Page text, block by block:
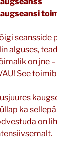
seansside
alguses,
on jne
See
ka
on